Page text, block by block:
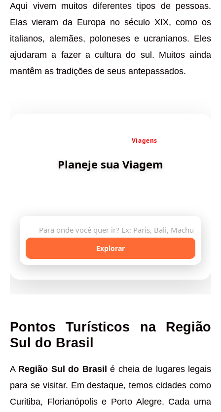
Aqui vivem muitos diferentes tipos de pessoas.
Elas vieram da Europa no século XIX, como os
italianos, alemães, poloneses e ucranianos. Eles
ajudaram a fazer a cultura do sul. Muitos ainda
mantêm as tradições de seus antepassados.
Viagens
Planeje sua Viagem
Explorar
Pontos Turísticos na Região
Sul do Brasil
A Região Sul do Brasil é cheia de lugares legais
para se visitar. Em destaque, temos cidades como
Curitiba, Florianópolis e Porto Alegre. Cada uma